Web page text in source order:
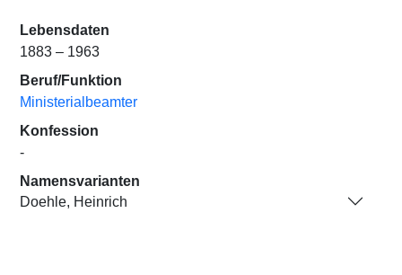
Lebensdaten
1883 – 1963
Beruf/Funktion
Ministerialbeamter
Konfession
-
Namensvarianten
Doehle, Heinrich